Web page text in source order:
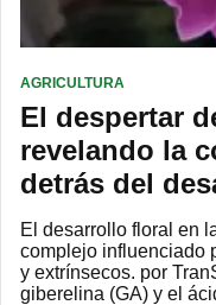
AGRICULTURA
El despertar
revelando la
detrás del
El desarrollo floral en
complejo influenciado
y extrínsecos. por
giberelina (GA) y el